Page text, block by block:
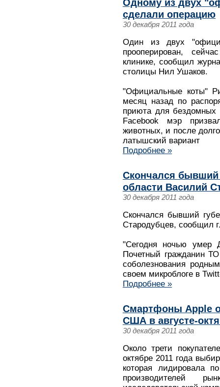
Одному из двух
сделали операцию
30 декабря 2011 года
Один из двух
прооперирован,
клинике, сообщил
столицы Нил Ушаков.
"Официальные коты"
месяц назад по
приюта для бездомных
Facebook мэр
животных, и после
латышский вариант
Подробнее »
Скончался бывший
области Василий
30 декабря 2011 года
Скончался бывший
Стародубцев, сообщил
"Сегодня ночью умер
Почетный гражданин
соболезнования
своем микроблоге в
Подробнее »
Смартфоны Apple
США в августе-
30 декабря 2011 года
Около трети
октябре 2011 года
которая лидировала
производителей